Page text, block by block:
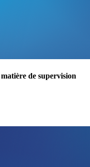
de supervision